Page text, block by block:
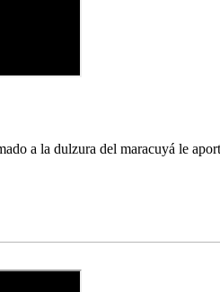
a la dulzura del maracuyá le